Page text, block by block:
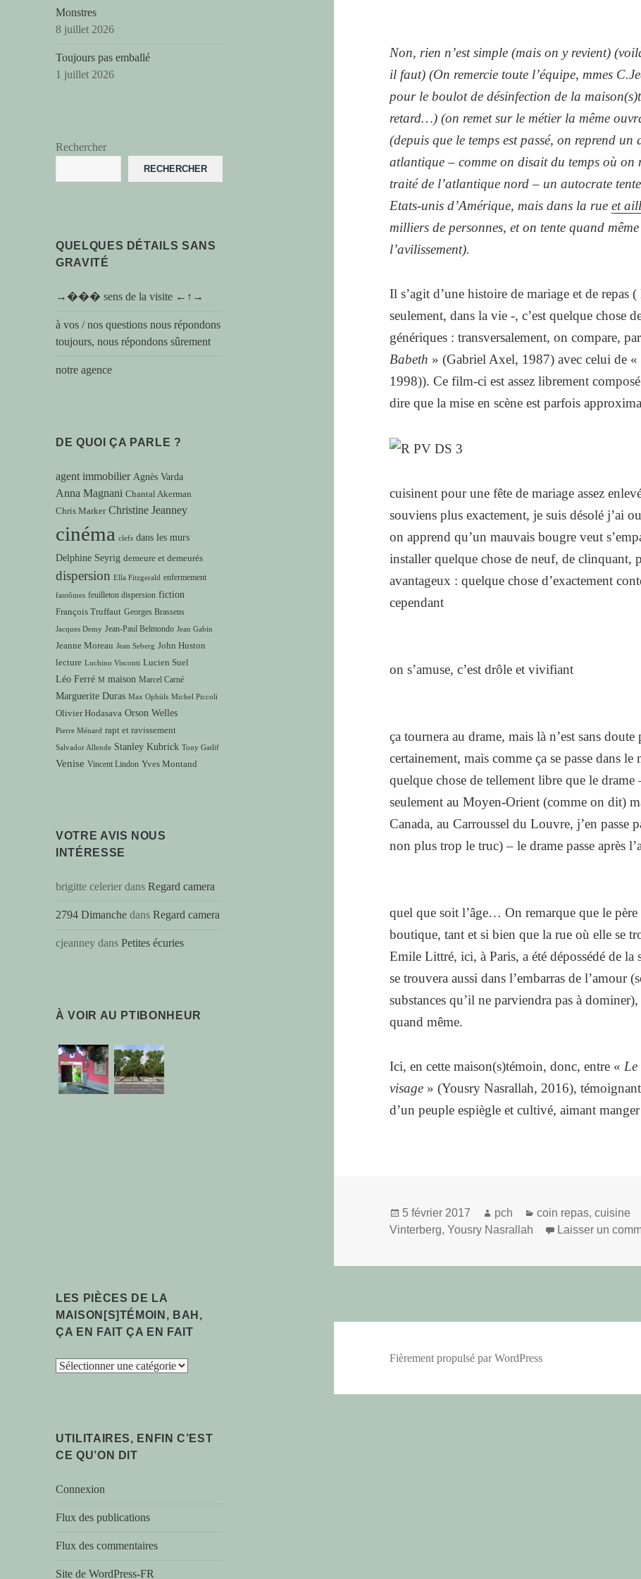
Monstres
8 juillet 2026
Toujours pas emballé
1 juillet 2026
Rechercher
RECHERCHER
QUELQUES DÉTAILS SANS
GRAVITÉ
→��� sens de la visite ←↑→
à vos / nos questions nous répondons
toujours, nous répondons sûrement
notre agence
DE QUOI ÇA PARLE ?
agent immobilier Agnès Varda
Anna Magnani Chantal Akerman
Chris Marker Christine Jeanney
cinéma clefs dans les murs
Delphine Seyrig demeure et demeurés
dispersion Ella Fitzgerald enfermement
fantômes feuilleton dispersion fiction
François Truffaut Georges Brassens
Jacques Demy Jean-Paul Belmondo Jean Gabin
Jeanne Moreau Jean Seberg John Huston
lecture Luchino Visconti Lucien Suel
Léo Ferré M maison Marcel Carné
Marguerite Duras Max Ophüls Michel Piccoli
Olivier Hodasava Orson Welles
Pierre Ménard rapt et ravissement
Salvador Allende Stanley Kubrick Tony Gatlif
Venise Vincent Lindon Yves Montand
VOTRE AVIS NOUS
INTÉRESSE
brigitte celerier dansRegard camera
2794 Dimanche dansRegard camera
cjeanney dansPetites écuries
À VOIR AU PTIBONHEUR
LES PIÈCES DE LA
MAISON[S]TÉMOIN, BAH,
ÇA EN FAIT ÇA EN FAIT
les
maison[s]témoin,
bah,
en
ça
fait
UTILITAIRES, ENFIN C’EST
CE QU’ON DIT
Connexion
Flux des publications
Flux des commentaires
Site de WordPress-FR
Non, rien n’est simple (mais on y revient)
il faut) (On remercie toute l’équipe, mmes
pour le boulot de désinfection de la
retard…) (on remet sur le métier la même
(depuis que le temps est passé, on reprend
atlantique – comme on disait du temps où on
traité de l’atlantique nord – un autocrate
Etats-unis d’Amérique, mais dans la rueet
milliers de personnes, et on tente quand
l’avilissement).
Il s’agit d’une histoire de mariage et de repas
seulement, dans la vie -, c’est quelque chose
génériques : transversalement, on compare,
Babeth » (Gabriel Axel, 1987) avec celui de «
1998)). Ce film-ci est assez librement
dire que la mise en scène est parfois
cuisinent pour une fête de mariage assez
souviens plus exactement, je suis désolé j’ai
on apprend qu’un mauvais bougre veut
installer quelque chose de neuf, de clinquant,
avantageux : quelque chose d’exactement
cependant
on s’amuse, c’est drôle et vivifiant
ça tournera au drame, mais là n’est sans
certainement, mais comme ça se passe dans
quelque chose de tellement libre que le
seulement au Moyen-Orient (comme on dit)
Canada, au Carroussel du Louvre, j’en passe
non plus trop le truc) – le drame passe après
quel que soit l’âge… On remarque que le
boutique, tant et si bien que la rue où elle se
Emile Littré, ici, à Paris, a été dépossédé de
se trouvera aussi dans l’embarras de l’amour
substances qu’il ne parviendra pas à
quand même.
Ici, en cette maison(s)témoin, donc, entre « Le
visage » (Yousry Nasrallah, 2016),
d’un peuple espiègle et cultivé, aimant
Publié
le
5 février 2017 Auteur
pch Catégories
coin repas,cuisine
Vinterberg,Yousry Nasrallah Laisser un
Fièrement propulsé par WordPress